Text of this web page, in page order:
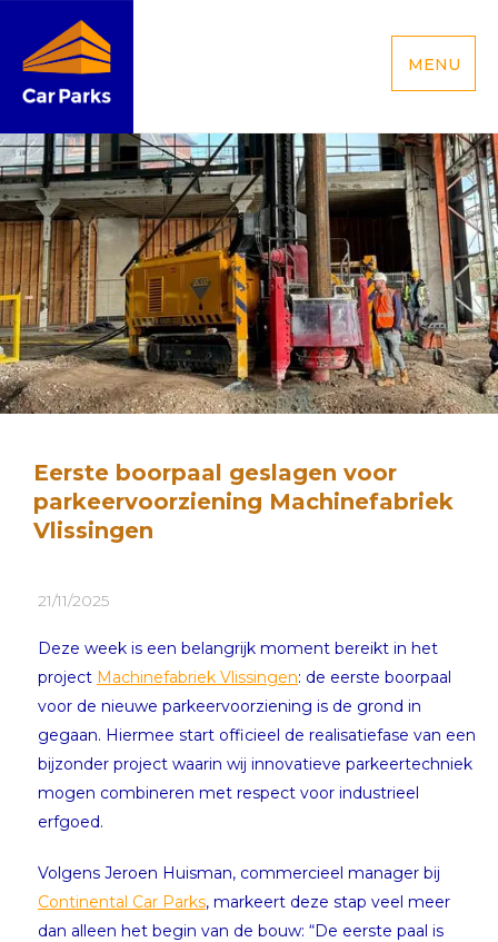
MENU
Eerste boorpaal geslagen voor
parkeervoorziening Machinefabriek
Vlissingen
21/11/2025
Deze week is een belangrijk moment bereikt in het
project Machinefabriek Vlissingen: de eerste boorpaal
voor de nieuwe parkeervoorziening is de grond in
gegaan. Hiermee start officieel de realisatiefase van een
bijzonder project waarin wij innovatieve parkeertechniek
mogen combineren met respect voor industrieel
erfgoed.
Volgens Jeroen Huisman, commercieel manager bij
Continental Car Parks, markeert deze stap veel meer
dan alleen het begin van de bouw: “De eerste paal is